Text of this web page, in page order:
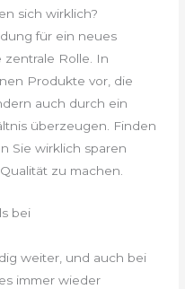
sich wirklich?
für ein neues
Rolle. In
Produkte vor, die
auch durch ein
überzeugen. Finden
Sie wirklich sparen
zu machen.
bei
weiter, und auch bei
immer wieder